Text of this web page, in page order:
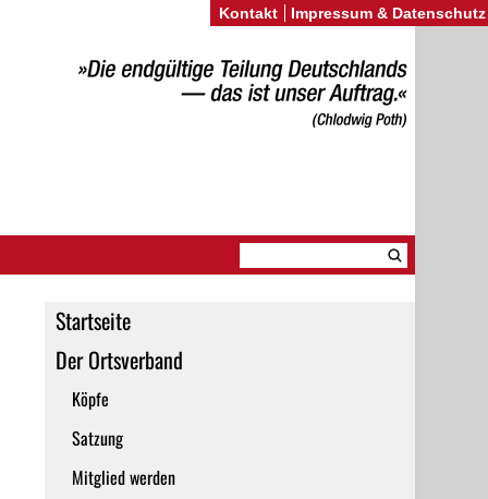
Startseite
Der Ortsverband
Köpfe
Satzung
Mitglied werden
Kontakt Impressum & Datenschutz